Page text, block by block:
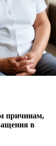
причинам,
в